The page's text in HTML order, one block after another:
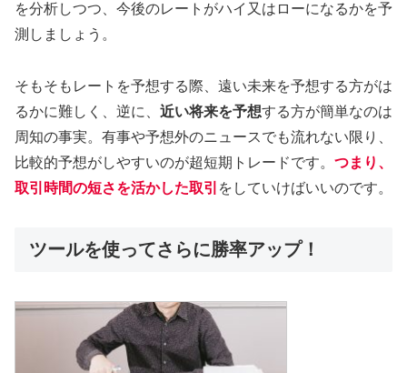
を分析しつつ、今後のレートがハイ又はローになるかを予
測しましょう。
そもそもレートを予想する際、遠い未来を予想する方がは
るかに難しく、逆に、 近い将来を予想する方が簡単なのは
周知の事実。有事や予想外のニュースでも流れない限り、
比較的予想がしやすいのが超短期トレードです。 つまり、
取引時間の短さを活かした取引 をしていけばいいのです。
ツールを使ってさらに勝率アップ！